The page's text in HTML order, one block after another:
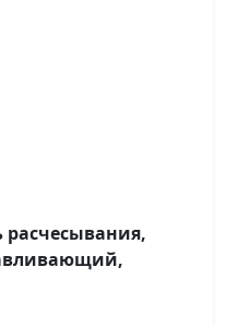
расчесывания,